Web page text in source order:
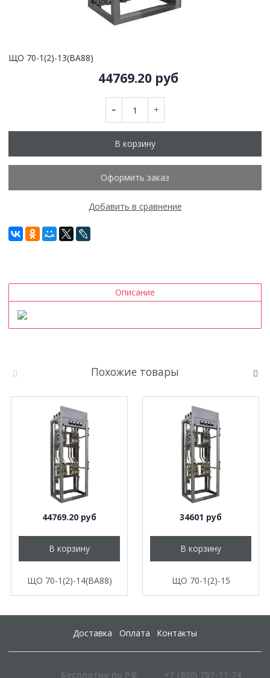
ЩО 70-1(2)-13(ВА88)
44769.20 руб
В корзину
Оформить заказ
Добавить в сравнение
Описание
Похожие товары
44769.20 руб
В корзину
ЩО 70-1(2)-14(ВА88)
34601 руб
В корзину
ЩО 70-1(2)-15
Доставка Оплата Контакты
Бесплатно по РФ +7 (800) 707-11-74